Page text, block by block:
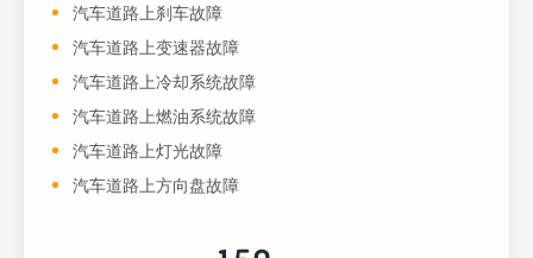
汽车道路上刹车故障
汽车道路上变速器故障
汽车道路上冷却系统故障
汽车道路上燃油系统故障
汽车道路上灯光故障
汽车道路上方向盘故障